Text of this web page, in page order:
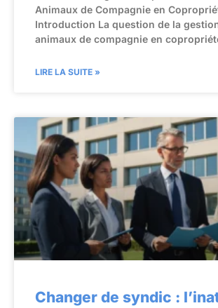
Animaux de Compagnie en
Introduction La question de la
animaux de compagnie en
LIRE LA SUITE »
Changer de syndic :